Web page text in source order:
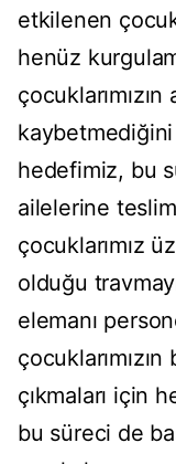
etkilenen
henüz
hedefimiz, bu
ailelerine
çocuklarımız
olduğu
elemanı
çıkmaları için
bu süreci de